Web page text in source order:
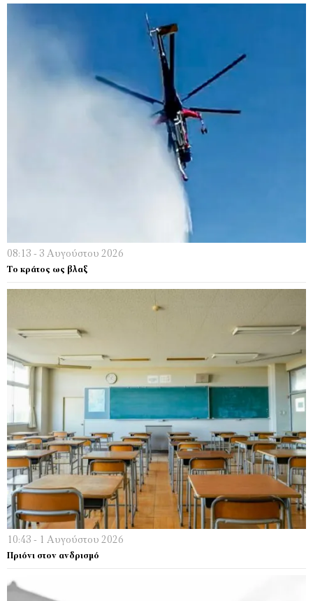
08:13 - 3 Αυγούστου 2026
Το κράτος ως βλαξ
10:43 - 1 Αυγούστου 2026
Πριόνι στον ανδρισμό